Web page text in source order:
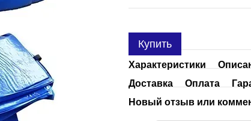
Купить
Характеристики
Доставка
Оплата
Новый отзыв или